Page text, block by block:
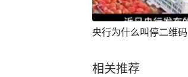
央行为什么叫停二维码
相关推荐